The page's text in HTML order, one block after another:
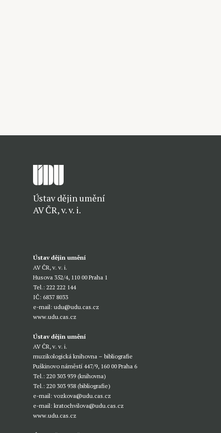
Ústav dějin umění
AV ČR, v. v. i.
Ústav dějin umění
AV ČR, v. v. i.
Husova 352/4, 110 00 Praha 1
Tel.: 222 222 144
IČ: 6837 8033
e-mail:udu@udu.cas.cz
www.udu.cas.cz
Ústav dějin umění
AV ČR, v. v. i.
muzikologická knihovna – bibliografie
Puškinovo náměstí 447/9, 160 00 Praha 6
Tel.: 220 303 939 (knihovna)
Tel.: 220 303 938 (bibliografie)
e-mail:vozkova@udu.cas.cz
e-mail:kratochvilova@udu.cas.cz
www.udu.cas.cz